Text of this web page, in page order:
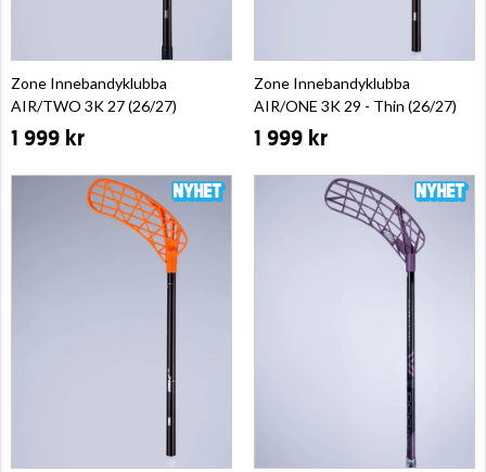
Zone Innebandyklubba
AIR/TWO 3K 27 (26/27)
1 999 kr
Zone Innebandyklubba
AIR/ONE 3K 29 - Thin (26/27)
1 999 kr